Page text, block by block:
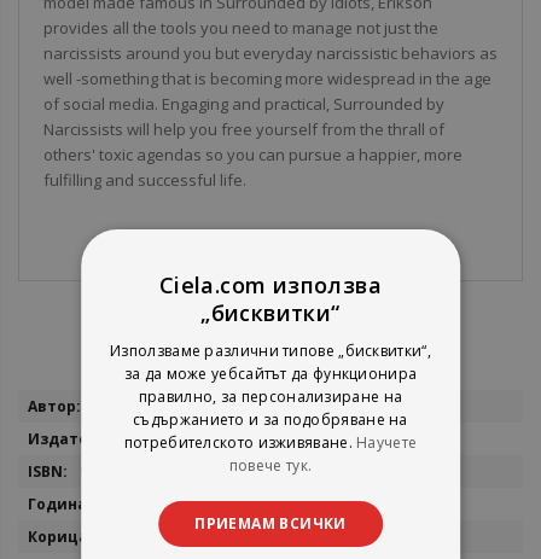
provides all the tools you need to manage not just the
narcissists around you but everyday narcissistic behaviors as
well -something that is becoming more widespread in the age
of social media. Engaging and practical, Surrounded by
Narcissists will help you free yourself from the thrall of
others' toxic agendas so you can pursue a happier, more
fulfilling and successful life.
Повече
Thomas Erikson
St. Martin's Publishing
2022
Ciela.com използва
„бисквитки“
Използваме различни типове „бисквитки“,
за да може уебсайтът да функционира
правилно, за персонализиране на
съдържанието и за подобряване на
потребителското изживяване. Научете
повече тук.
ПРИЕМАМ ВСИЧКИ